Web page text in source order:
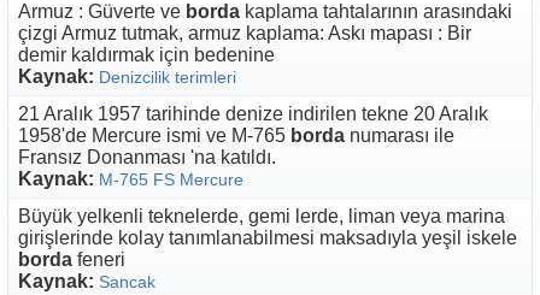
Armuz : Güverte ve borda kaplama tahtalarının arasındaki
çizgi Armuz tutmak, armuz kaplama: Askı mapası : Bir
demir kaldırmak için bedenine
Kaynak: Denizcilik terimleri
21 Aralık 1957 tarihinde denize indirilen tekne 20 Aralık
1958'de Mercure ismi ve M-765 borda numarası ile
Fransız Donanması 'na katıldı.
Kaynak: M-765 FS Mercure
Büyük yelkenli teknelerde, gemi lerde, liman veya marina
girişlerinde kolay tanımlanabilmesi maksadıyla yeşil iskele
borda feneri
Kaynak: Sancak